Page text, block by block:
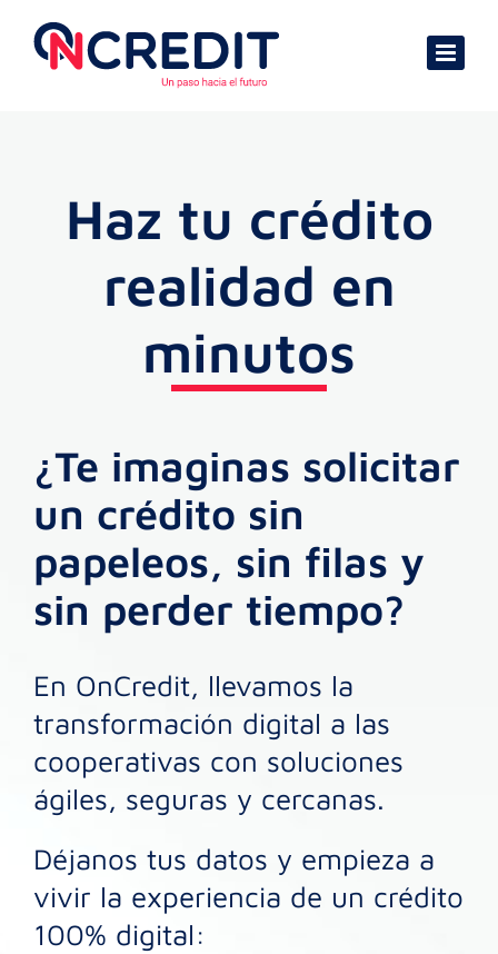
content
Haz tu crédito
realidad en
minutos
¿Te imaginas solicitar
un crédito sin
papeleos, sin filas y
sin perder tiempo?
En OnCredit, llevamos la
transformación digital a las
cooperativas con soluciones
ágiles, seguras y cercanas.
Déjanos tus datos y empieza a
vivir la experiencia de un crédito
100% digital: